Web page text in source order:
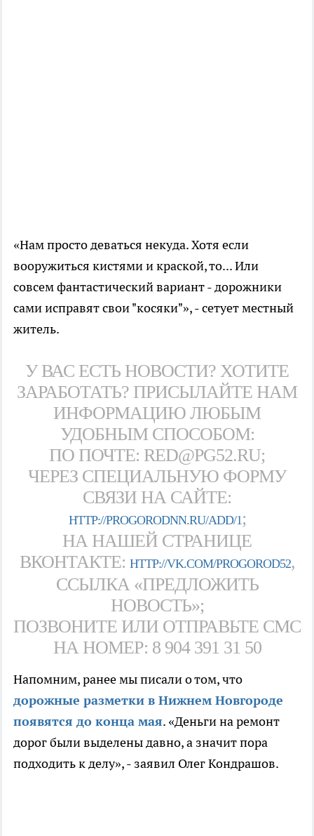
«Нам просто деваться некуда. Хотя если
вооружиться кистями и краской, то... Или
совсем фантастический вариант - дорожники
сами исправят свои "косяки"», - сетует местный
житель.
У ВАС ЕСТЬ НОВОСТИ? ХОТИТЕ
ЗАРАБОТАТЬ? ПРИСЫЛАЙТЕ НАМ
ИНФОРМАЦИЮ ЛЮБЫМ
УДОБНЫМ СПОСОБОМ:
ПО ПОЧТЕ: RED@PG52.RU;
ЧЕРЕЗ СПЕЦИАЛЬНУЮ ФОРМУ
СВЯЗИ НА САЙТЕ:
HTTP://PROGORODNN.RU/ADD/1;
НА НАШЕЙ СТРАНИЦЕ
ВКОНТАКТЕ: HTTP://VK.COM/PROGOROD52,
ССЫЛКА «ПРЕДЛОЖИТЬ
НОВОСТЬ»;
ПОЗВОНИТЕ ИЛИ ОТПРАВЬТЕ СМС
НА НОМЕР: 8 904 391 31 50
Напомним, ранее мы писали о том, что
дорожные разметки в Нижнем Новгороде
появятся до конца мая. «Деньги на ремонт
дорог были выделены давно, а значит пора
подходить к делу», - заявил Олег Кондрашов.